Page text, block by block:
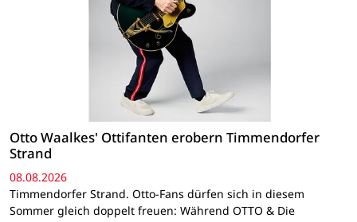
Otto Waalkes' Ottifanten erobern Timmendorfer
Strand
08.08.2026
Timmendorfer Strand. Otto-Fans dürfen sich in diesem
Sommer gleich doppelt freuen: Während OTTO & Die